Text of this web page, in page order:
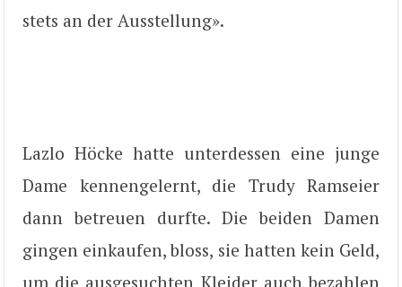
stets an der Ausstellung».
Lazlo Höcke hatte unterdessen eine junge
Dame kennengelernt, die Trudy Ramseier
dann betreuen durfte. Die beiden Damen
gingen einkaufen, bloss, sie hatten kein Geld,
um die ausgesuchten Kleider auch bezahlen